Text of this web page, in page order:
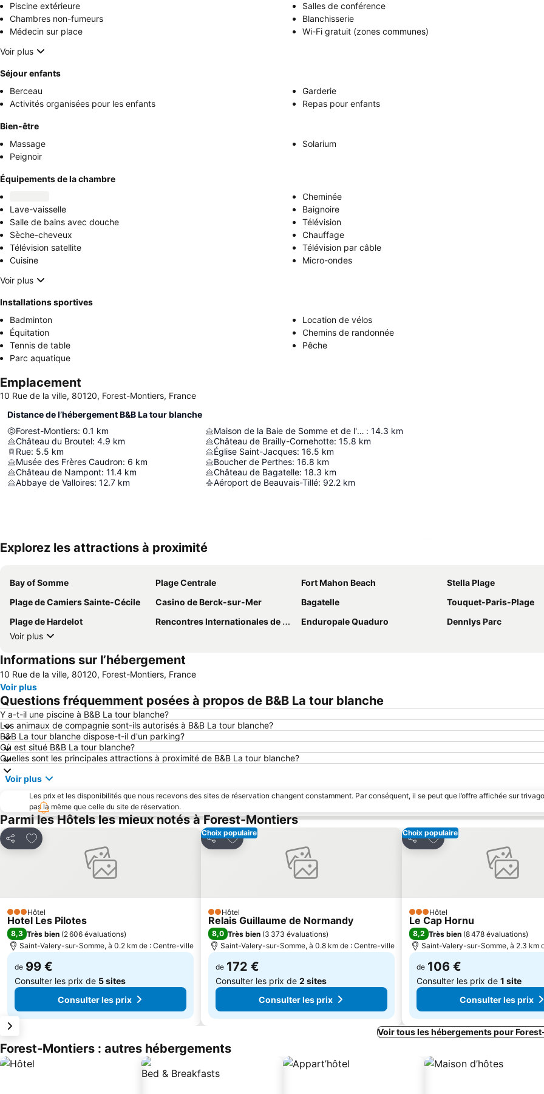
Piscine extérieure
Salles de conférence
Chambres non-fumeurs
Blanchisserie
Médecin sur place
Wi-Fi gratuit (zones communes)
Voir plus
Séjour enfants
Berceau
Garderie
Activités organisées pour les enfants
Repas pour enfants
Bien-être
Massage
Solarium
Peignoir
Équipements de la chambre
Cheminée
Lave-vaisselle
Baignoire
Salle de bains avec douche
Télévision
Sèche-cheveux
Chauffage
Télévision satellite
Télévision par câble
Cuisine
Micro-ondes
Voir plus
Installations sportives
Badminton
Location de vélos
Équitation
Chemins de randonnée
Tennis de table
Pêche
Parc aquatique
Emplacement
10 Rue de la ville, 80120, Forest-Montiers, France
Distance de l’hébergement B&B La tour blanche
Forest-Montiers: 0.1 km
Château du Broutel: 4.9 km
Rue: 5.5 km
Musée des Frères Caudron: 6 km
Château de Nampont: 11.4 km
Abbaye de Valloires: 12.7 km
Maison de la Baie de Somme et de l'Oiseau : 14.3 km
Château de Brailly-Cornehotte: 15.8 km
Église Saint-Jacques: 16.5 km
Boucher de Perthes: 16.8 km
Château de Bagatelle: 18.3 km
Aéroport de Beauvais-Tillé: 92.2 km
Explorez les attractions à proximité
Bay of Somme Plage Centrale Fort Mahon Beach
Stella Plage
Plage de Camiers Sainte-Cécile
Casino de Berck-sur-Mer Bagatelle
Touquet-Paris-Plage
Plage de Hardelot
Rencontres Internationales de Cerfs-volants Enduropale Quaduro
Dennlys Parc
Voir plus
Informations sur l’hébergement
10 Rue de la ville, 80120, Forest-Montiers, France
Voir plus
Questions fréquemment posées à propos de B&B La tour blanche
Y a-t-il une piscine à B&B La tour blanche?
Les animaux de compagnie sont-ils autorisés à B&B La tour blanche?
B&B La tour blanche dispose-t-il d'un parking?
Où est situé B&B La tour blanche?
Quelles sont les principales attractions à proximité de B&B La tour blanche?
Voir plus
Les prix et les disponibilités que nous recevons des sites de réservation changent constamment. Par conséquent, il se peut que l’offre affichée sur
pas la même que celle du site de réservation.
Parmi les Hôtels les mieux notés à Forest-Montiers
Partager
Ajouter à mes favoris
3 Étoiles
Hôtel
Hotel Les Pilotes
8,3 Très bien (2 606 évaluations)
Saint-Valery-sur-Somme, à 0.2 km de : Centre-ville
de 99 €
Consulter les prix de 5 sites
Consulter les prix
Choix populaire
Partager
Ajouter à mes favoris
2 Étoiles
Hôtel
Relais Guillaume de Normandy
8,0 Très bien (3 373 évaluations)
Saint-Valery-sur-Somme, à 0.8 km de : Centre-ville
de 172 €
Consulter les prix de 2 sites
Consulter les prix
Choix populaire
Partager
Ajouter à mes favoris
3 Étoiles
Hôtel
Le Cap Hornu
8,2 Très bien (8 478 évaluations)
Saint-Valery-sur-Somme, à 2.3 km
de 106 €
Consulter les prix de 1 site
Consulter les prix
Voir tous les hébergements pour
Forest-Montiers : autres hébergements